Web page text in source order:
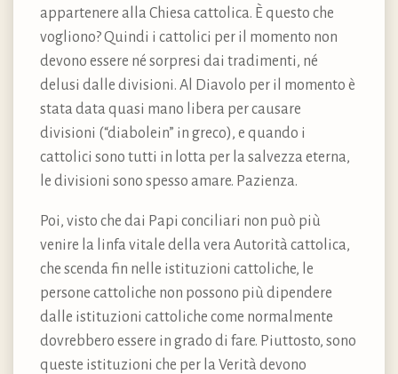
appartenere alla Chiesa cattolica. È questo che
vogliono? Quindi i cattolici per il momento non
devono essere né sorpresi dai tradimenti, né
delusi dalle divisioni. Al Diavolo per il momento è
stata data quasi mano libera per causare
divisioni (“diabolein” in greco), e quando i
cattolici sono tutti in lotta per la salvezza eterna,
le divisioni sono spesso amare. Pazienza.
Poi, visto che dai Papi conciliari non può più
venire la linfa vitale della vera Autorità cattolica,
che scenda fin nelle istituzioni cattoliche, le
persone cattoliche non possono più dipendere
dalle istituzioni cattoliche come normalmente
dovrebbero essere in grado di fare. Piuttosto, sono
queste istituzioni che per la Verità devono